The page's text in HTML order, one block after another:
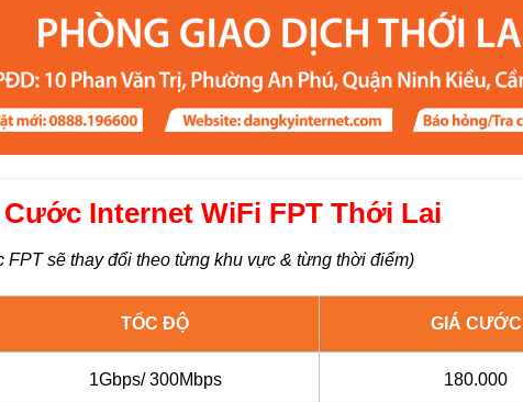
Internet WiFi FPT Thới Lai
FPT sẽ thay đổi theo từng khu vực & từng thời điểm)
TỐC ĐỘ GIÁ CƯỚC
1Gbps/ 300Mbps 180.000